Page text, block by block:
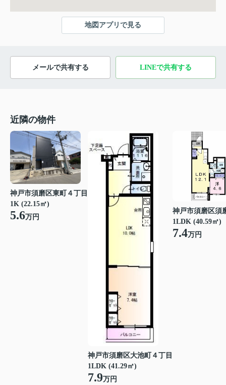
地図アプリで見る
メールで共有する LINEで共有する
近隣の物件
神戸市須磨区東町４丁目
1K (22.15㎡)
5.6万円
神戸市須磨区大池町４丁目
1LDK (41.29㎡)
7.9万円
神戸市須磨区須
1LDK (40.59㎡)
7.4万円